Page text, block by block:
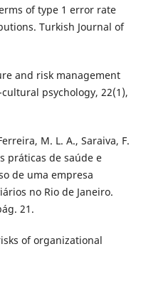
of type 1 error rate
Turkish Journal of
and risk management
psychology, 22(1),
M. L. A., Saraiva, F.
práticas de saúde e
de uma empresa
no Rio de Janeiro.
21.
of organizational